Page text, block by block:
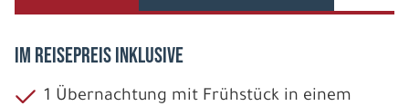
IM REISEPREIS INKLUSIVE
1 Übernachtung mit Frühstück in einem